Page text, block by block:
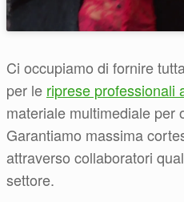
Ci occupiamo di fornire
per le riprese professionali
materiale multimediale per
Garantiamo massima
attraverso collaboratori
settore.